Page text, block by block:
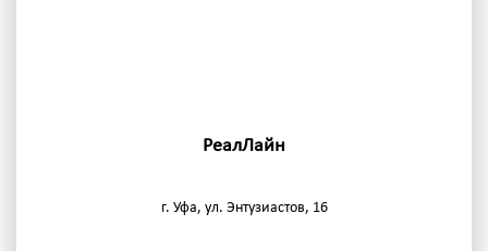
РеалЛайн
г. Уфа, ул. Энтузиастов, 16